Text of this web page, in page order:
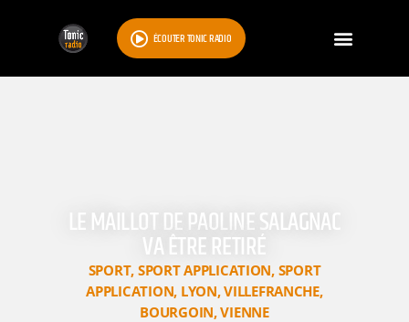
ÉCOUTER TONIC RADIO
LE MAILLOT DE PAOLINE SALAGNAC
VA ÊTRE RETIRÉ
SPORT, SPORT APPLICATION, SPORT
APPLICATION, LYON,VILLEFRANCHE,
BOURGOIN,VIENNE